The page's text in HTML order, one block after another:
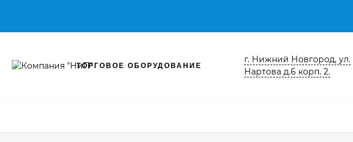
ТОРГОВОЕ ОБОРУДОВАНИЕ
г. Нижний Новгород, ул.
Нартова д.6 корп. 2.